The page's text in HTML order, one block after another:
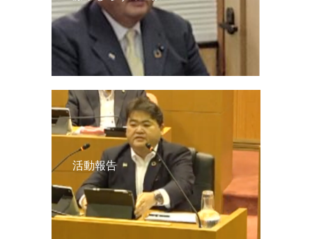
活動報告